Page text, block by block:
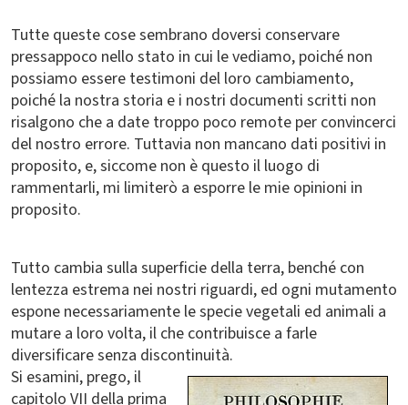
Tutte queste cose sembrano doversi conservare
pressappoco nello stato in cui le vediamo, poiché non
possiamo essere testimoni del loro cambiamento,
poiché la nostra storia e i nostri documenti scritti non
risalgono che a date troppo poco remote per convincerci
del nostro errore. Tuttavia non mancano dati positivi in
proposito, e, siccome non è questo il luogo di
rammentarli, mi limiterò a esporre le mie opinioni in
proposito.
Tutto cambia sulla superficie della terra, benché con
lentezza estrema nei nostri riguardi, ed ogni mutamento
espone necessariamente le specie vegetali ed animali a
mutare a loro volta, il che contribuisce a farle
diversificare senza discontinuità.
Si esamini, prego, il
capitolo VII della prima